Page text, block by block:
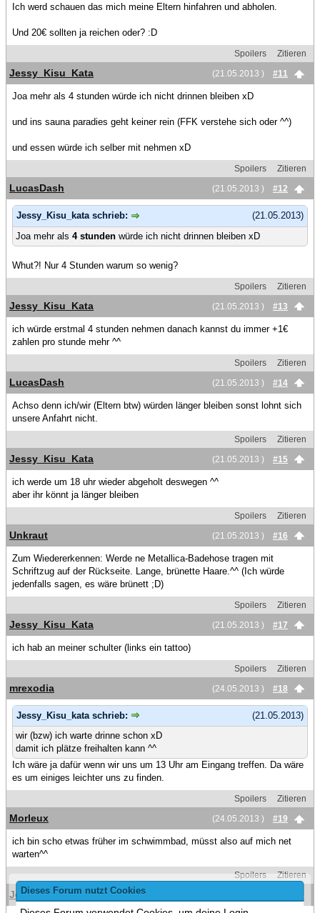
Dieses Forum nutzt Cookies
Ich werd schauen das mich meine Eltern hinfahren und abholen.
Und 20€ sollten ja reichen oder? :D
Spoilers
Zitieren
(21.05.2013 )
#11
Jessy_Kisu_Kata
Joa mehr als 4 stunden würde ich nicht drinnen bleiben xD
und ins sauna paradies geht keiner rein (FFK verstehe sich oder ^^)
und essen würde ich selber mit nehmen xD
Spoilers
Zitieren
(21.05.2013 )
#12
LucasDash
(21.05.2013)
Jessy_Kisu_kata schrieb:
Joa mehr als 4 stunden würde ich nicht drinnen bleiben xD
Whut?! Nur 4 Stunden warum so wenig?
Spoilers
Zitieren
(21.05.2013 )
#13
Jessy_Kisu_Kata
ich würde erstmal 4 stunden nehmen danach kannst du immer +1€
zahlen pro stunde mehr ^^
Spoilers
Zitieren
(21.05.2013 )
#14
LucasDash
Achso denn ich/wir (Eltern btw) würden länger bleiben sonst lohnt sich
unsere Anfahrt nicht.
Spoilers
Zitieren
(21.05.2013 )
#15
Jessy_Kisu_Kata
ich werde um 18 uhr wieder abgeholt deswegen ^^
aber ihr könnt ja länger bleiben
Spoilers
Zitieren
(21.05.2013 )
#16
Unkraut
Zum Wiedererkennen: Werde ne Metallica-Badehose tragen mit
Schriftzug auf der Rückseite. Lange, brünette Haare.^^ (Ich würde
jedenfalls sagen, es wäre brünett ;D)
Spoilers
Zitieren
(21.05.2013 )
#17
Jessy_Kisu_Kata
ich hab an meiner schulter (links ein tattoo)
Spoilers
Zitieren
(24.05.2013 )
#18
mrexodia
(21.05.2013)
Jessy_Kisu_kata schrieb:
wir (bzw) ich warte drinne schon xD
damit ich plätze freihalten kann ^^
Ich wäre ja dafür wenn wir uns um 13 Uhr am Eingang treffen. Da wäre
es um einiges leichter uns zu finden.
Spoilers
Zitieren
(24.05.2013 )
#19
Morleux
ich bin scho etwas früher im schwimmbad, müsst also auf mich net
warten^^
Spoilers
Zitieren
Jessy_Kisu_Kata